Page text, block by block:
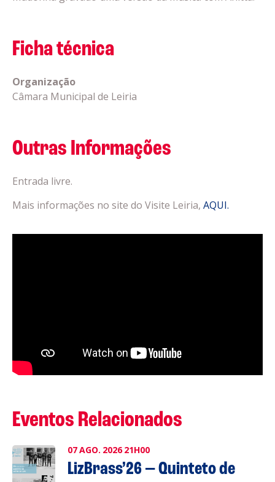
Ficha técnica
Organização
Câmara Municipal de Leiria
Outras Informações
Entrada livre.
Mais informações no site do Visite Leiria, AQUI.
Eventos Relacionados
07AGO. 2026 21H00
LizBrass’26 — Quinteto de